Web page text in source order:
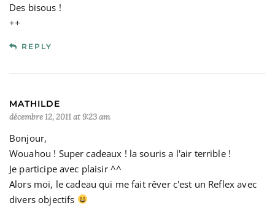
Des bisous !
++
REPLY
MATHILDE
décembre 12, 2011 at 9:23 am
Bonjour,
Wouahou ! Super cadeaux ! la souris a l'air terrible !
Je participe avec plaisir ^^
Alors moi, le cadeau qui me fait rêver c'est un Reflex avec
divers objectifs